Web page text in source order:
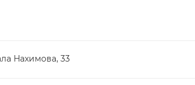
Нахимова, 33